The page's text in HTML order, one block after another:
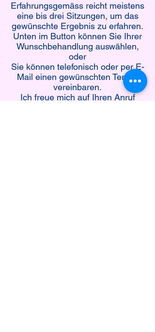
Erfahrungsgemäss reicht meistens
eine bis drei Sitzungen, um das
gewünschte Ergebnis zu erfahren.
Unten im Button können Sie Ihrer
Wunschbehandlung auswählen,
oder
Sie können telefonisch oder per E-
Mail einen gewünschten Termin
vereinbaren.
Ich freue mich auf Ihren Anruf